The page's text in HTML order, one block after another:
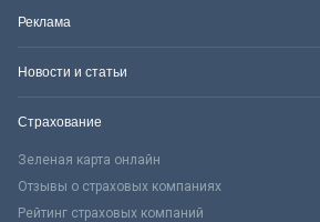
Реклама
Новости и статьи
Страхование
Зеленая карта онлайн
Отзывы о страховых компаниях
Рейтинг страховых компаний